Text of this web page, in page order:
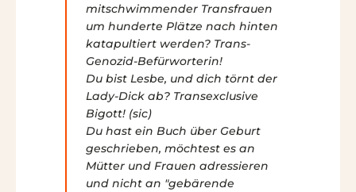
mitschwimmender Transfrauen
um hunderte Plätze nach hinten
katapultiert werden? Trans-
Genozid-Befürworterin!
Du bist Lesbe, und dich törnt der
Lady-Dick ab? Transexclusive
Bigott! (sic)
Du hast ein Buch über Geburt
geschrieben, möchtest es an
Mütter und Frauen adressieren
und nicht an "gebärende